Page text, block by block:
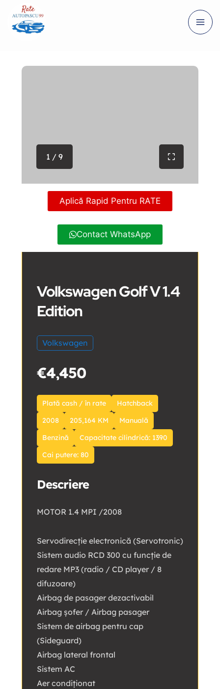
1 / 9
Aplică Rapid Pentru RATE
Contact WhatsApp
Volkswagen Golf V 1.4
Edition
Volkswagen
€4,450
Plată cash / în rate
Hatchback
2008
205,164 KM
Manuală
Benzină
Capacitate cilindrică: 1390
Cai putere: 80
Descriere
MOTOR 1.4 MPI /2008
Servodirecție electronică (Servotronic)
Sistem audio RCD 300 cu funcție de
redare MP3 (radio / CD player / 8
difuzoare)
Airbag de pasager dezactivabil
Airbag șofer / Airbag pasager
Sistem de airbag pentru cap
(Sideguard)
Airbag lateral frontal
Sistem AC
Aer condiționat